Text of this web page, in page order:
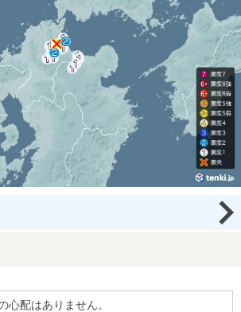
心配はありません。